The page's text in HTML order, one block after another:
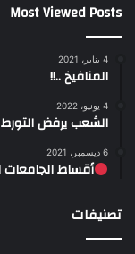
Most Viewed Posts
4 يناير، 2021
المنافيخ ..!!
4 يونيو، 2022
الشعب يرفض
6 ديسمبر، 2021
أقساط الجامعات
تصنيفات